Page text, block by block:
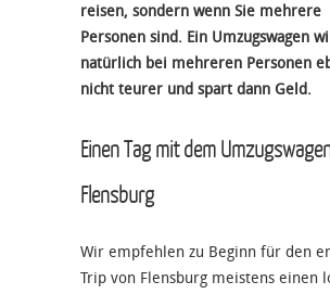
reisen, sondern wenn Sie mehrere
Personen sind. Ein Umzugswagen
natürlich bei mehreren Personen
nicht teurer und spart dann Geld.
Einen Tag mit dem
Flensburg
Wir empfehlen zu Beginn für den
Trip von Flensburg meistens einen